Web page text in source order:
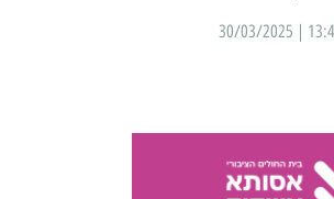
13:44 | 30/